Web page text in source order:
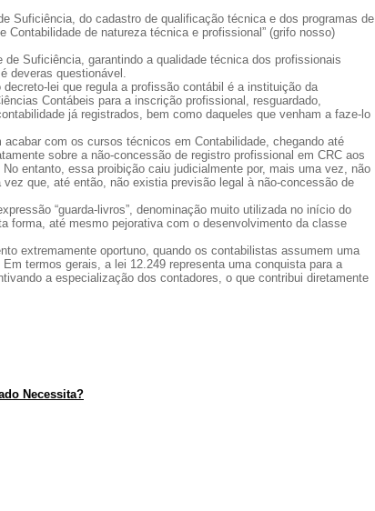
Suficiência, do cadastro de qualificação técnica e dos programas de
de natureza técnica e profissional” (grifo nosso)
Suficiência, garantindo a qualidade técnica dos profissionais
deveras questionável.
lei que regula a profissão contábil é a instituição da
Contábeis para a inscrição profissional, resguardado,
já registrados, bem como daqueles que venham a faze-lo
com os cursos técnicos em Contabilidade, chegando até
sobre a não-concessão de registro profissional em CRC aos
entanto, essa proibição caiu judicialmente por, mais uma vez, não
que, até então, não existia previsão legal à não-concessão de
“guarda-livros”, denominação muito utilizada no início do
forma, até mesmo pejorativa com o desenvolvimento da classe
extremamente oportuno, quando os contabilistas assumem uma
termos gerais, a lei 12.249 representa uma conquista para a
a especialização dos contadores, o que contribui diretamente
Necessita?